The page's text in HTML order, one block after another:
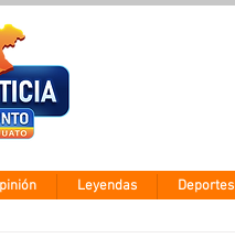
Leyendas Deportes